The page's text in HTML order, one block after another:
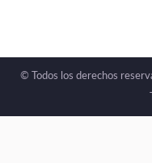
© Todos los derechos